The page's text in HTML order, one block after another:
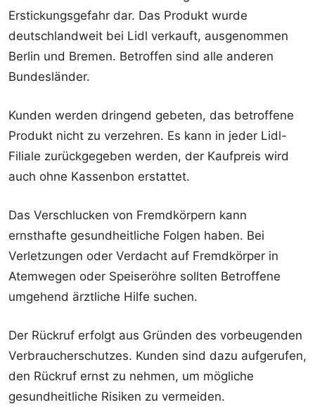
Erstickungsgefahr dar. Das Produkt wurde
deutschlandweit bei Lidl verkauft, ausgenommen
Berlin und Bremen. Betroffen sind alle anderen
Bundesländer.
Kunden werden dringend gebeten, das betroffene
Produkt nicht zu verzehren. Es kann in jeder Lidl-
Filiale zurückgegeben werden, der Kaufpreis wird
auch ohne Kassenbon erstattet.
Das Verschlucken von Fremdkörpern kann
ernsthafte gesundheitliche Folgen haben. Bei
Verletzungen oder Verdacht auf Fremdkörper in
Atemwegen oder Speiseröhre sollten Betroffene
umgehend ärztliche Hilfe suchen.
Der Rückruf erfolgt aus Gründen des vorbeugenden
Verbraucherschutzes. Kunden sind dazu aufgerufen,
den Rückruf ernst zu nehmen, um mögliche
gesundheitliche Risiken zu vermeiden.